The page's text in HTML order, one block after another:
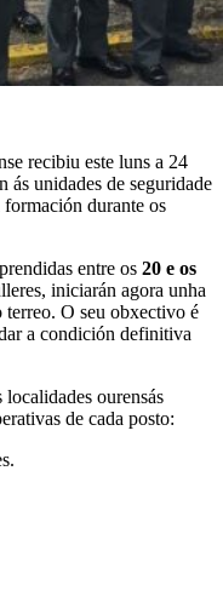
recibiu este luns a 24
ás unidades de seguridade
durante os
entre os 20 e os
iniciarán agora unha
terreo. O seu obxectivo é
a condición definitiva
ourensás
de cada posto: